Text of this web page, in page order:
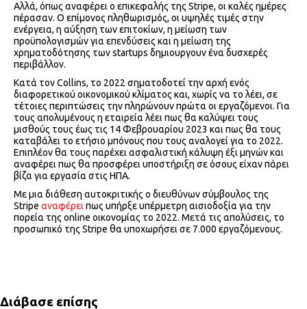
Αλλά, όπως αναφέρει ο επικεφαλής της Stripe, οι καλές ημέρες
πέρασαν. Ο επίμονος πληθωρισμός, οι υψηλές τιμές στην
ενέργεια, η αύξηση των επιτοκίων, η μείωση των
προϋπολογισμών για επενδύσεις και η μείωση της
χρηματοδότησης των startups δημιουργουν ένα δυσχερές
περιβάλλον.
Κατά τον Collins, το 2022 σηματοδοτεί την αρχή ενός
διαφορετικού οικονομικού κλίματος και, χωρίς να το λέει, σε
τέτοιες περιπτώσεις την πληρώνουν πρώτα οι εργαζόμενοι. Για
τους απολυμένους η εταιρεία λέει πως θα καλύψει τους
μισθούς τους έως τις 14 Φεβρουαρίου 2023 και πως θα τους
καταβάλει το ετήσιο μπόνους που τους αναλογεί για το 2022.
Επιπλέον θα τους παρέχει ασφαλιστική κάλυψη έξι μηνών και
αναφέρει πως θα προσφέρει υποστήριξη σε όσους είχαν πάρει
βίζα για εργασία στις ΗΠΑ.
Με μια διάθεση αυτοκριτικής ο διευθύνων σύμβουλος της
Stripe αναφέρει πως υπήρξε υπέρμετρη αισιοδοξία για την
πορεία της online οικονομίας το 2022. Μετά τις απολύσεις, το
προσωπικό της Stripe θα υποχωρήσει σε 7.000 εργαζόμενους.
Διάβασε επίσης